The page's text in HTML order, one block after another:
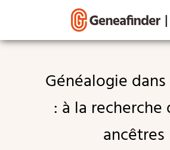
|
Généalogie dans la Loire
: à la recherche
ancêtres